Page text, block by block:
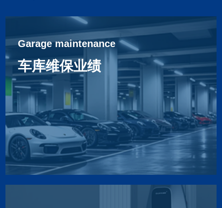
Garage maintenance
车库维保业绩